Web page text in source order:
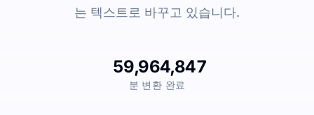
는 텍스트로 바꾸고 있습니다.
59,964,847
분 변환 완료